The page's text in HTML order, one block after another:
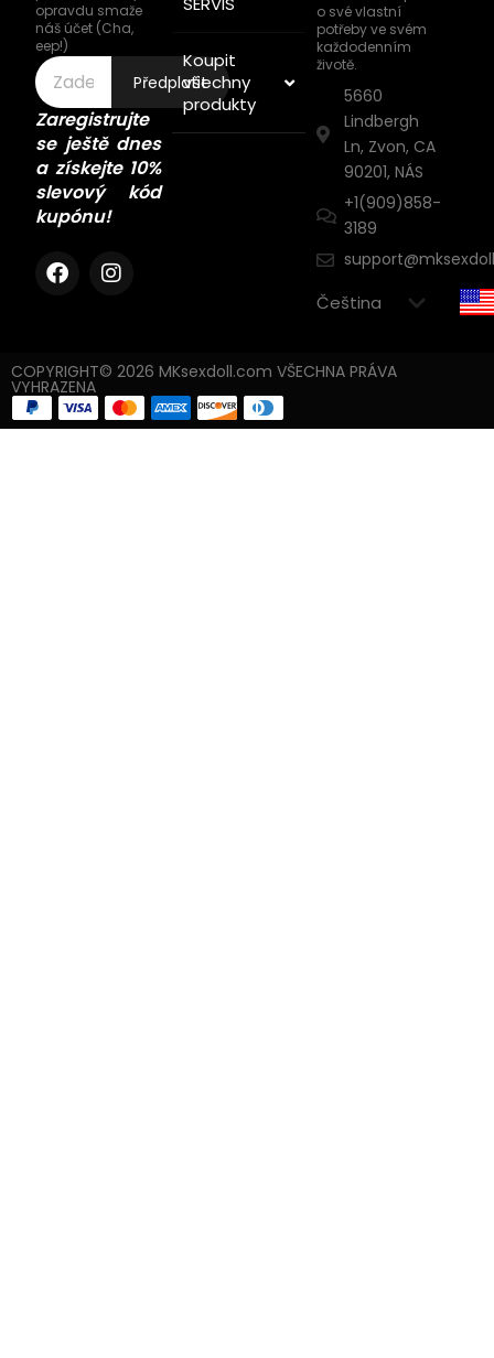
opravdu smaže
náš účet (Cha,
eep!)
Předplatit
Zaregistrujte
se ještě dnes
a získejte 10%
slevový kód
kupónu!
Koupit
všechny
produkty
o své vlastní
potřeby ve svém
každodenním
životě.
5660
Lindbergh
Ln, Zvon, CA
90201, NÁS
+1(909)858-
3189
COPYRIGHT© 2026 MKsexdoll.com VŠECHNA PRÁVA
VYHRAZENA